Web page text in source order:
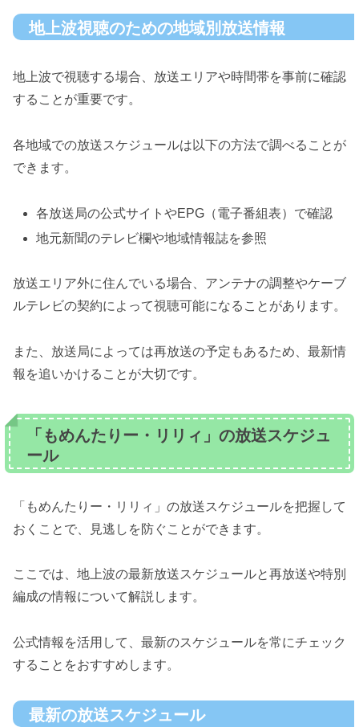
地上波視聴のための地域別放送情報
地上波で視聴する場合、放送エリアや時間帯を事前に確認
することが重要です。
各地域での放送スケジュールは以下の方法で調べることが
できます。
各放送局の公式サイトやEPG（電子番組表）で確認
地元新聞のテレビ欄や地域情報誌を参照
放送エリア外に住んでいる場合、アンテナの調整やケーブ
ルテレビの契約によって視聴可能になることがあります。
また、放送局によっては再放送の予定もあるため、最新情
報を追いかけることが大切です。
「もめんたりー・リリィ」の放送スケジュ
ール
「もめんたりー・リリィ」の放送スケジュールを把握して
おくことで、見逃しを防ぐことができます。
ここでは、地上波の最新放送スケジュールと再放送や特別
編成の情報について解説します。
公式情報を活用して、最新のスケジュールを常にチェック
することをおすすめします。
最新の放送スケジュール